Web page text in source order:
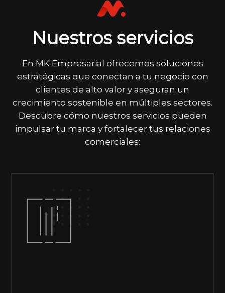
Nuestros servicios
En MK Empresarial ofrecemos soluciones
estratégicas que conectan a tu negocio con
clientes de alto valor y aseguran un
crecimiento sostenible en múltiples sectores.
Descubre cómo nuestros servicios pueden
impulsar tu marca y fortalecer tus relaciones
comerciales: